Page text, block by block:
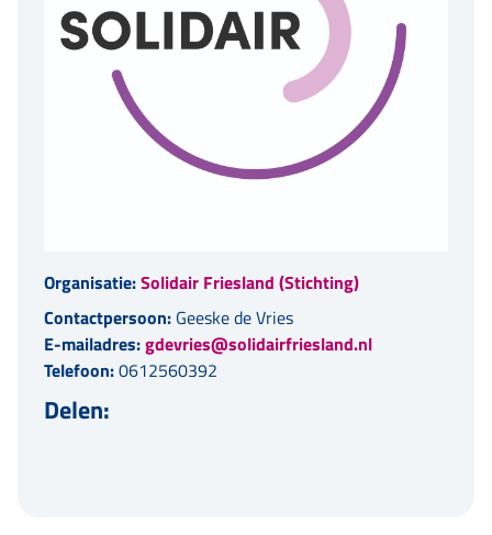
Organisatie:Solidair Friesland (Stichting)
Contactpersoon: Geeske de Vries
E-mailadres:gdevries@solidairfriesland.nl
Telefoon:0612560392
Delen: